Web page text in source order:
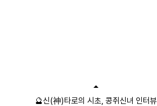
🔮신(神)타로의 시초, 콩쥐신녀 인터뷰